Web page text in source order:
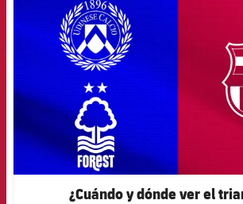
¿Cuándo y dónde ver el